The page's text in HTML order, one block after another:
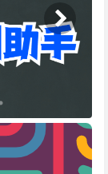
轮播图下一个chrome扩展插件